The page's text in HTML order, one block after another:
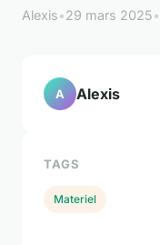
Alexis•29 mars 2025•
A Alexis
TAGS
Materiel